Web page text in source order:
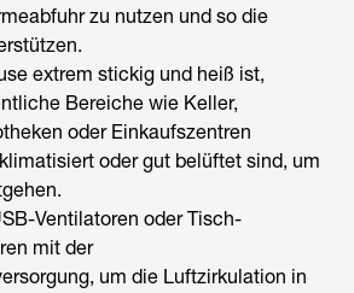
zu nutzen und so die
extrem stickig und heiß ist,
Bereiche wie Keller,
oder Einkaufszentren
oder gut belüftet sind, um
Ventilatoren oder Tisch-
mit der
um die Luftzirkulation in